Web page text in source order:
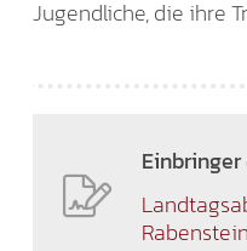
Jugendliche, die ihre